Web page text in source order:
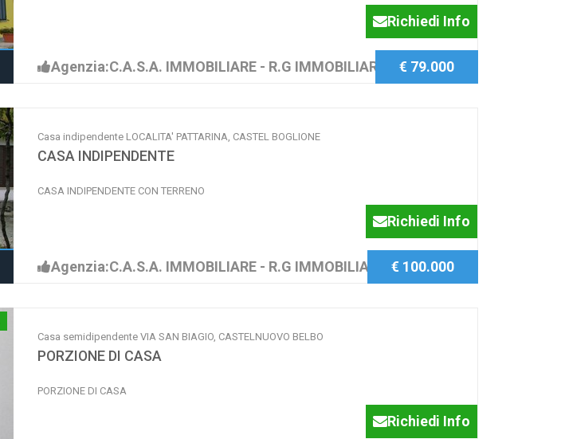
Richiedi Info
Agenzia:C.A.S.A. IMMOBILIARE - R.G IMMOBILIARE SAS€ 79.000
Casa indipendente LOCALITA' PATTARINA, CASTEL BOGLIONE
CASA INDIPENDENTE
CASA INDIPENDENTE CON TERRENO
Richiedi Info
Agenzia:C.A.S.A. IMMOBILIARE - R.G IMMOBILIARE SAS€ 100.000
Casa semidipendente VIA SAN BIAGIO, CASTELNUOVO BELBO
PORZIONE DI CASA
PORZIONE DI CASA
Richiedi Info